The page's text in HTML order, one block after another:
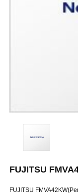
FUJITSU
FUJITSU